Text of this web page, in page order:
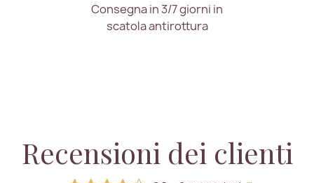
Consegna in 3/7 giorni in
scatola antirottura
Recensioni dei clienti